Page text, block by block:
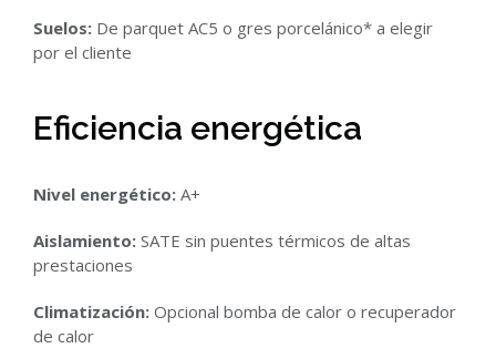
Suelos: De parquet AC5 o gres porcelánico* a elegir
por el cliente
Eficiencia energética
Nivel energético: A+
Aislamiento: SATE sin puentes térmicos de altas
prestaciones
Climatización: Opcional bomba de calor o recuperador
de calor